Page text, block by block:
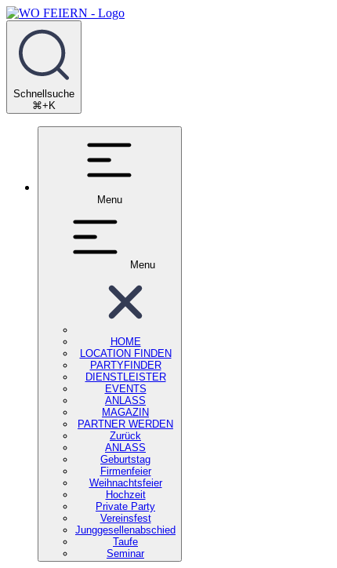
Schnellsuche
⌘+K
Menu
Menu
HOME
LOCATION FINDEN
PARTYFINDER
DIENSTLEISTER
EVENTS
ANLASS
MAGAZIN
PARTNER WERDEN
Zurück
ANLASS
Geburtstag
Firmenfeier
Weihnachtsfeier
Hochzeit
Private Party
Vereinsfest
Junggesellenabschied
Taufe
Seminar